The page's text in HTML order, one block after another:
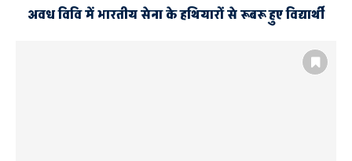
अवध विवि में भारतीय सेना के हथियारों से रूबरू हुए विद्यार्थी